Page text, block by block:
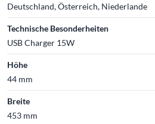
Deutschland, Österreich, Niederlande
Technische Besonderheiten
USB Charger 15W
Höhe
44 mm
Breite
453 mm